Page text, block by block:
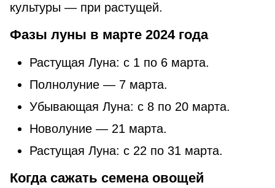
культуры — при растущей.
Фазы луны в марте 2024 года
Растущая Луна: с 1 по 6 марта.
Полнолуние — 7 марта.
Убывающая Луна: с 8 по 20 марта.
Новолуние — 21 марта.
Растущая Луна: с 22 по 31 марта.
Когда сажать семена овощей